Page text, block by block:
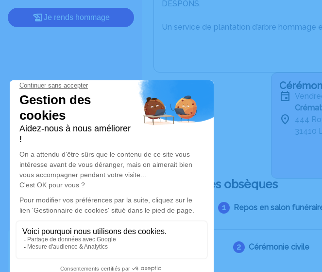
Je rends hommage
DESPONS.
Un service de plantation d’arbre hommage
444
31410
Déroulé des obsèques
Repos en salon
Cérémonie civile